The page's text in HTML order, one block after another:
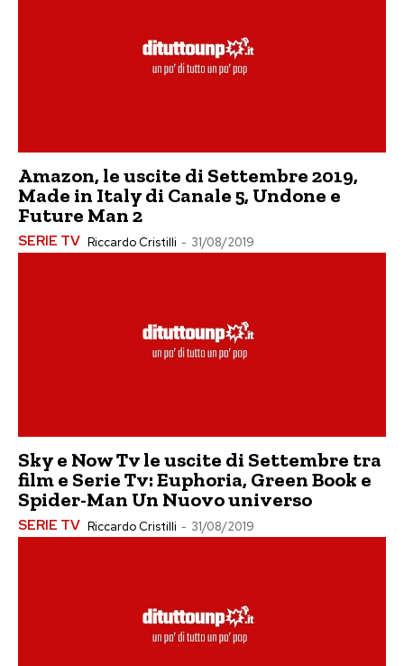
Amazon, le uscite di Settembre 2019,
Made in Italy di Canale 5, Undone e
Future Man 2
SERIE TV Riccardo Cristilli - 31/08/2019
Sky e Now Tv le uscite di Settembre tra
film e Serie Tv: Euphoria, Green Book e
Spider-Man Un Nuovo universo
SERIE TV Riccardo Cristilli - 31/08/2019